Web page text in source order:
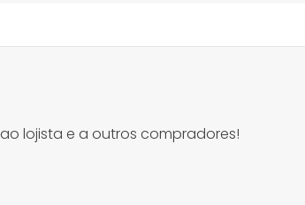
lojista e a outros compradores!